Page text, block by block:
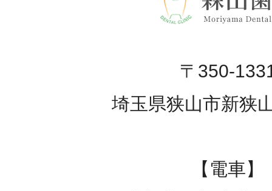
〒350-
埼玉県狭山市新狭
【電車】